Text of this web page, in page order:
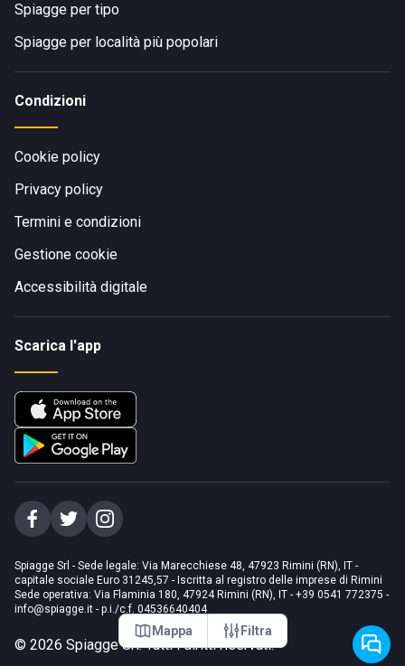
Mappa Filtra
Spiagge per tipo
Spiagge per località più popolari
Condizioni
Cookie policy
Privacy policy
Termini e condizioni
Gestione cookie
Accessibilità digitale
Scarica l'app
Spiagge Srl - Sede legale: Via Marecchiese 48, 47923 Rimini (RN), IT -
capitale sociale Euro 31245,57 - Iscritta al registro delle imprese di Rimini
Sede operativa: Via Flaminia 180, 47924 Rimini (RN), IT - +39 0541 772375 -
info@spiagge.it - p.i./c.f. 04536640404
© 2026 Spiagge Srl. Tutti i diritti riservati.